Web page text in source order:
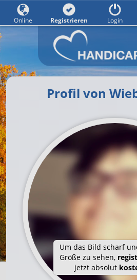
Profil von
Um das Bild scharf
Größe zu sehen,
jetzt absolut
Online Registrieren Login